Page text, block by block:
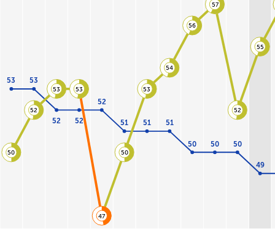
53 53
52 52
52
51 51 51
50 50 50
49
50
52
53 53
47
50
53
54
56
57
52
55